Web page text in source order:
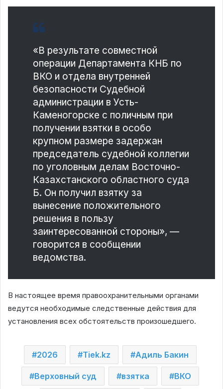
«В результате совместной
операции Департамента КНБ по
ВКО и отдела внутренней
безопасности Судебной
администрации в Усть-
Каменогорске с поличным при
получении взятки в особо
крупном размере задержан
председатель судебной коллегии
по уголовным делам Восточно-
Казахстанского областного суда
Б. Он получил взятку за
вынесение положительного
решения в пользу
заинтересованной стороны», —
говорится в сообщении
ведомства.
В настоящее время правоохранительными органами
ведутся необходимые следственные действия для
установления всех обстоятельств произошедшего.
2026 Tiek.kz Адиль Бакин
Верховный суд взятка ВКО